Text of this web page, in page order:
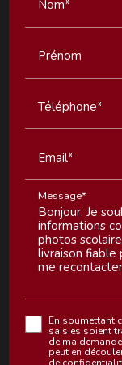
Nom*
Prénom
Téléphone*
Email*
Message*
En soumettant
saisies soient
de ma
peut en